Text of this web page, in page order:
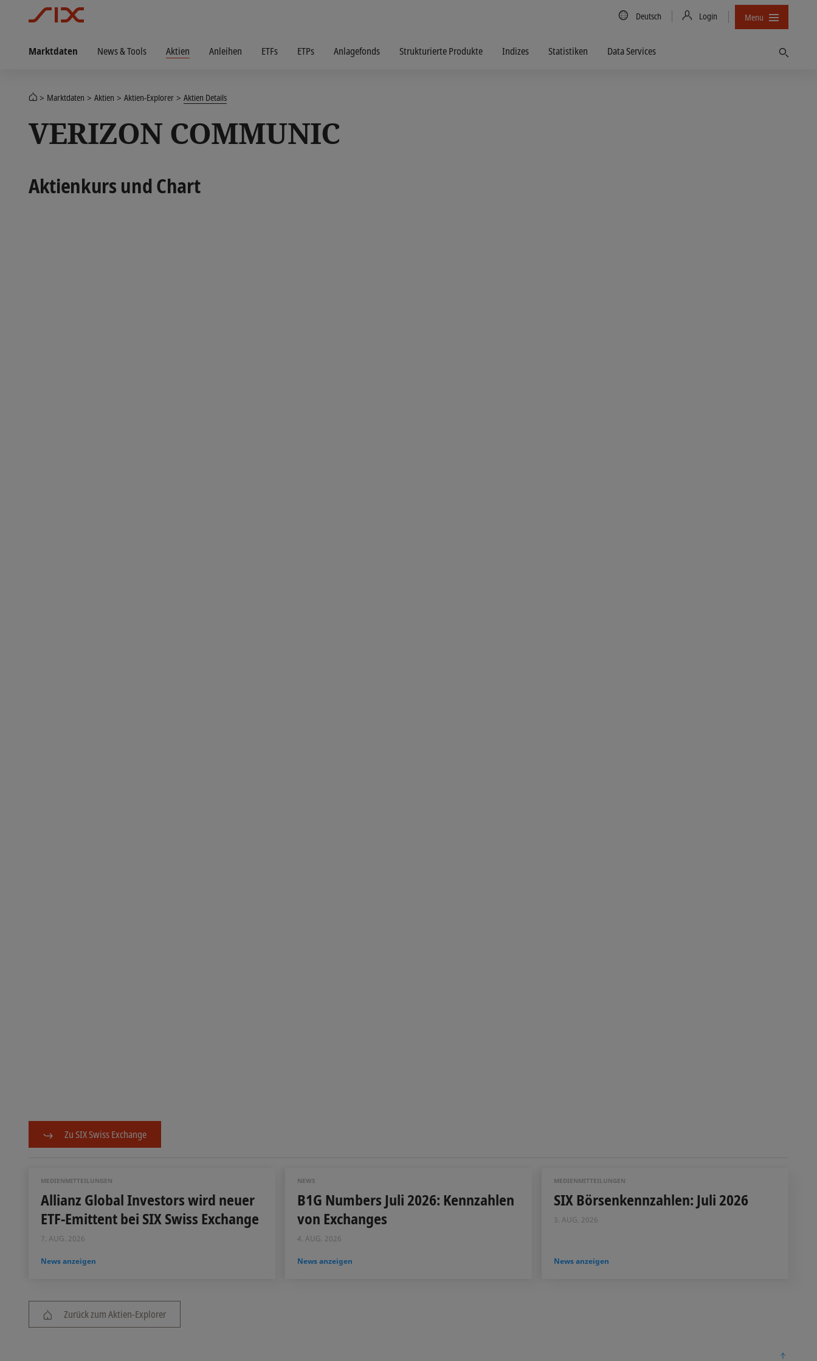
Country/Language
Deutsch Login Menu
Marktdaten News & Tools Aktien Anleihen ETFs ETPs Anlagefonds Strukturierte Produkte Indizes Statistiken Data Services
Marktdaten Aktien Aktien-Explorer Aktien Details
VERIZON COMMUNIC
Aktienkurs und Chart
Zu SIX Swiss Exchange
MEDIENMITTEILUNGEN
Allianz Global Investors wird neuer
ETF-Emittent bei SIX Swiss Exchange
7. AUG. 2026
News anzeigen
NEWS
B1G Numbers Juli 2026: Kennzahlen
von Exchanges
4. AUG. 2026
News anzeigen
MEDIENMITTEILUNGEN
SIX Börsenkennzahlen: Juli 2026
3. AUG. 2026
News anzeigen
Zurück zum Aktien-Explorer